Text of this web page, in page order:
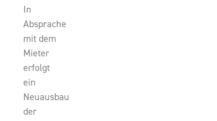
In
Absprache
mit dem
Mieter
erfolgt
ein
Neuausbau
der